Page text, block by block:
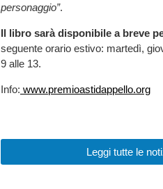
personaggio”.
Il libro sarà disponibile a breve
seguente orario estivo: martedì,
9 alle 13.
Info: www.premioastidappello.org
Leggi tutte le